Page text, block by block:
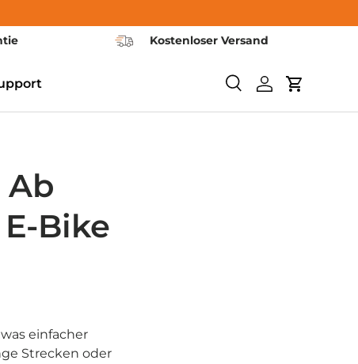
Kostenloser Versand
Recherche
Se connecter
Panier
Ab
Bike
einfacher
Strecken oder